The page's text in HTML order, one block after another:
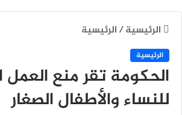
الرئيسية/الرئيسية
الرئيسية
الحكومة تقر منع العمل
للنساء والأطفال الصغار